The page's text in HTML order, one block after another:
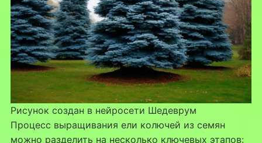
Рисунок создан в нейросети Шедеврум
Процесс выращивания ели колючей из семян
можно разделить на несколько ключевых этапов: